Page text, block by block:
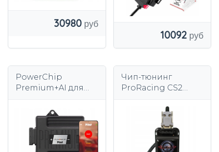
30980
10092
PowerChip
Premium+AI для
(2020-) 1.5 T-GDI 160
Чип-тюнинг
ProRacing CS2